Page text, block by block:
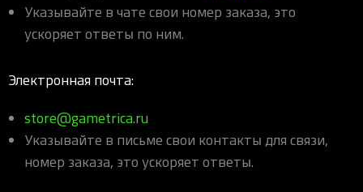
Razer Axon
Streamer Companion App
Указывайте в чате свои номер заказа, это
ускоряет ответы по ним.
Электронная почта:
store@gametrica.ru
Указывайте в письме свои контакты для связи,
номер заказа, это ускоряет ответы.